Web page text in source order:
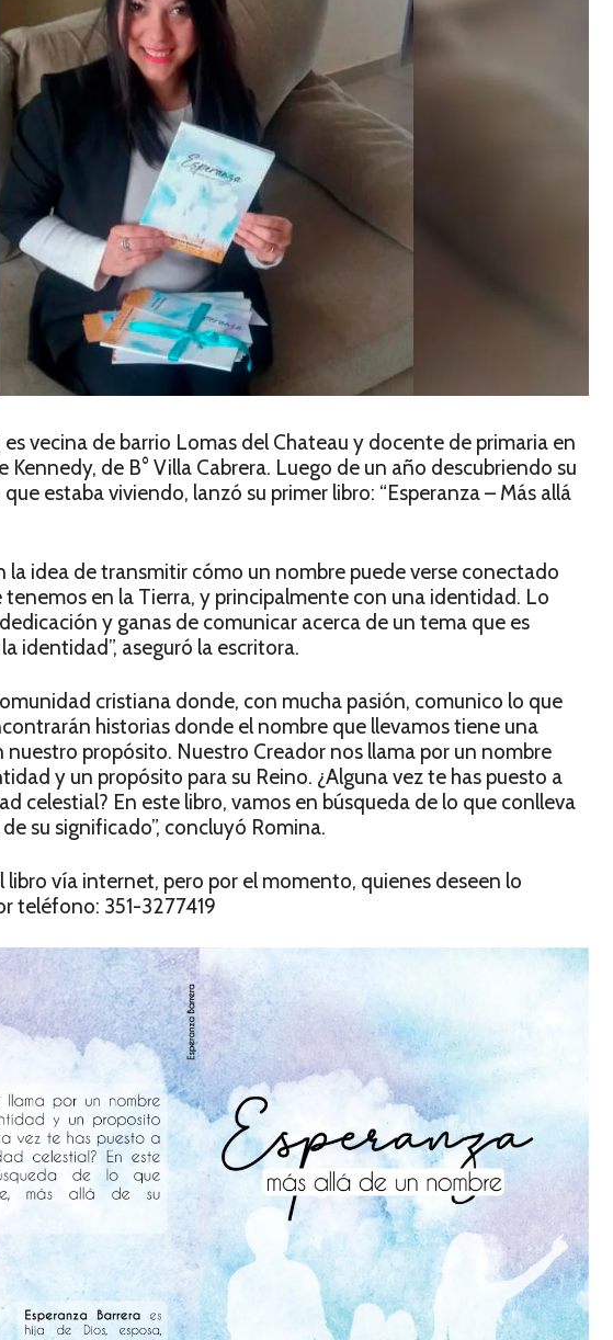
vecina de barrio Lomas del Chateau y docente de primaria en
Kennedy, de B° Villa Cabrera. Luego de un año descubriendo su
estaba viviendo, lanzó su primer libro: “Esperanza – Más allá
la idea de transmitir cómo un nombre puede verse conectado
en la Tierra, y principalmente con una identidad. Lo
y ganas de comunicar acerca de un tema que es
identidad”, aseguró la escritora.
cristiana donde, con mucha pasión, comunico lo que
historias donde el nombre que llevamos tiene una
propósito. Nuestro Creador nos llama por un nombre
y un propósito para su Reino. ¿Alguna vez te has puesto a
celestial? En este libro, vamos en búsqueda de lo que conlleva
su significado”, concluyó Romina.
libro vía internet, pero por el momento, quienes deseen lo
teléfono: 351-3277419